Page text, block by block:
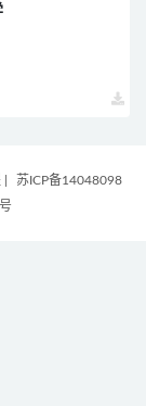
苏ICP备14048098